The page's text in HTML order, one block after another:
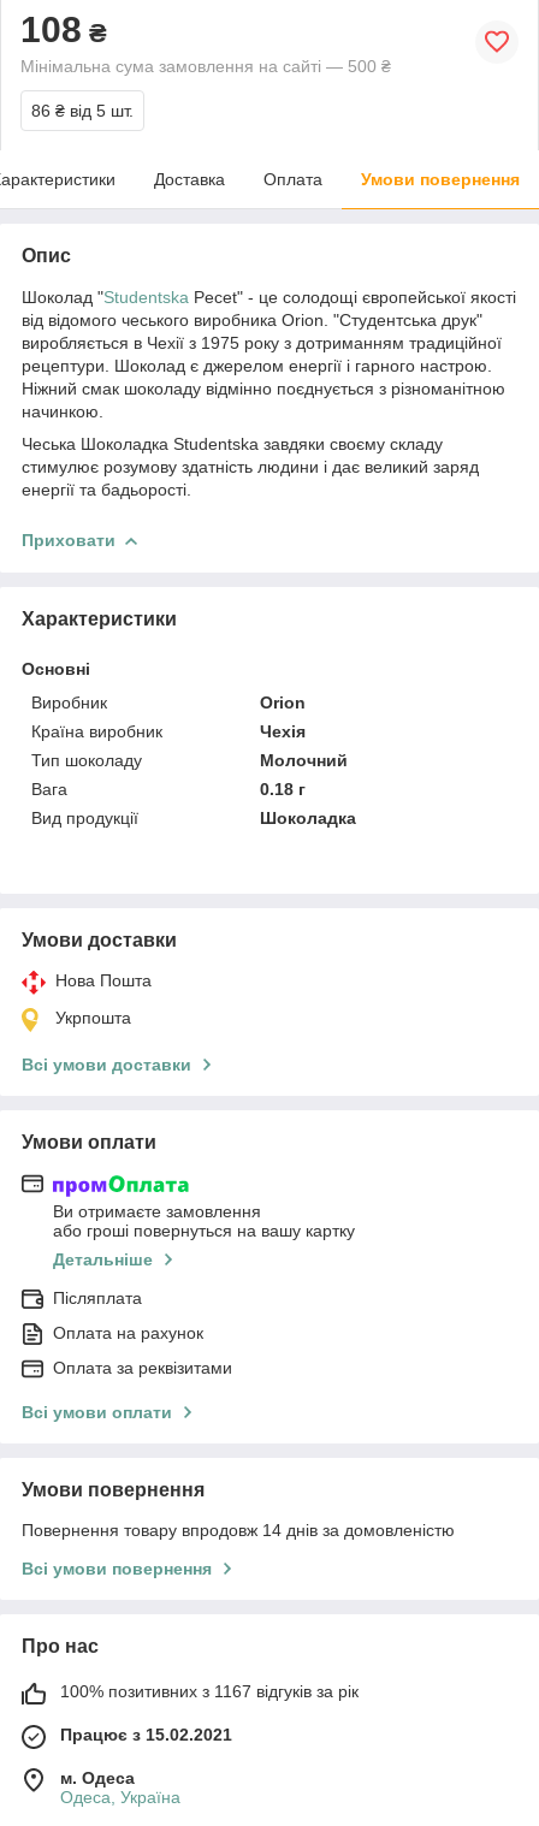
108 ₴
Мінімальна сума замовлення на сайті — 500 ₴
86 ₴ від 5 шт.
Доставка Оплата Умови повернення
Опис
Шоколад "Studentska Pecet" - це солодощі європейської якості
від відомого чеського виробника Orion. "Студентська друк"
виробляється в Чехії з 1975 року з дотриманням традиційної
рецептури. Шоколад є джерелом енергії і гарного настрою.
Ніжний смак шоколаду відмінно поєднується з різноманітною
начинкою.
Чеська Шоколадка Studentska завдяки своєму складу
стимулює розумову здатність людини і дає великий заряд
енергії та бадьорості.
Приховати
Характеристики
Основні
Виробник
Orion
Країна виробник
Чехія
Тип шоколаду
Молочний
Вага
0.18 г
Вид продукції
Шоколадка
Умови доставки
Нова Пошта
Укрпошта
Всі умови доставки
Умови оплати
Ви отримаєте замовлення
або гроші повернуться на вашу картку
Детальніше
Післяплата
Оплата на рахунок
Оплата за реквізитами
Всі умови оплати
Умови повернення
Повернення товару впродовж 14 днів за домовленістю
Всі умови повернення
Про нас
100% позитивних з 1167 відгуків за рік
Працює з 15.02.2021
м. Одеса
Одеса, Україна